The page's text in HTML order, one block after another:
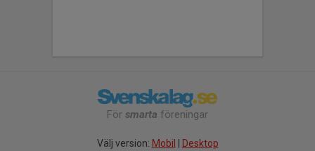
För smarta föreningar
Välj version: Mobil Desktop